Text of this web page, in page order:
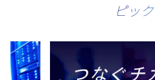
ピッ